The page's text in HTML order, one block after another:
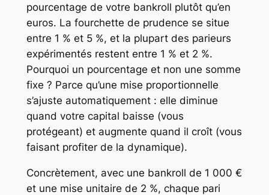
pourcentage de votre bankroll plutôt qu’en
euros. La fourchette de prudence se situe
entre 1 % et 5 %, et la plupart des parieurs
expérimentés restent entre 1 % et 2 %.
Pourquoi un pourcentage et non une somme
fixe ? Parce qu’une mise proportionnelle
s’ajuste automatiquement : elle diminue
quand votre capital baisse (vous
protégeant) et augmente quand il croît (vous
faisant profiter de la dynamique).
Concrètement, avec une bankroll de 1 000 €
et une mise unitaire de 2 %, chaque pari